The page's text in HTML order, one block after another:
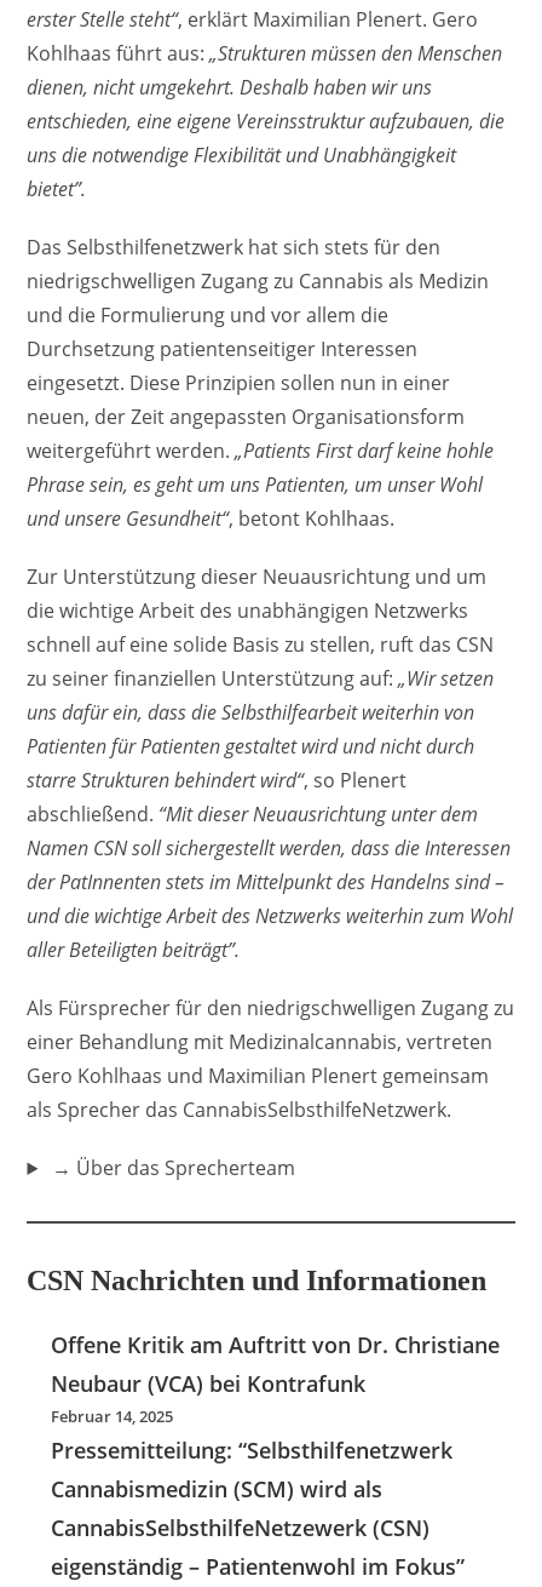
erster Stelle steht“, erklärt Maximilian Plenert. Gero
Kohlhaas führt aus:„Strukturen müssen den Menschen
dienen, nicht umgekehrt. Deshalb haben wir uns
entschieden, eine eigene Vereinsstruktur aufzubauen, die
uns die notwendige Flexibilität und Unabhängigkeit
bietet”.
Das Selbsthilfenetzwerk hat sich stets für den
niedrigschwelligen Zugang zu Cannabis als Medizin
und die Formulierung und vor allem die
Durchsetzung patientenseitiger Interessen
eingesetzt. Diese Prinzipien sollen nun in einer
neuen, der Zeit angepassten Organisationsform
weitergeführt werden.„Patients First darf keine hohle
Phrase sein, es geht um uns Patienten, um unser Wohl
und unsere Gesundheit“, betont Kohlhaas.
Zur Unterstützung dieser Neuausrichtung und um
die wichtige Arbeit des unabhängigen Netzwerks
schnell auf eine solide Basis zu stellen, ruft das CSN
zu seiner finanziellen Unterstützung auf:„Wir setzen
uns dafür ein, dass die Selbsthilfearbeit weiterhin von
Patienten für Patienten gestaltet wird und nicht durch
starre Strukturen behindert wird“, so Plenert
abschließend. “Mit dieser Neuausrichtung unter dem
Namen CSN soll sichergestellt werden, dass die Interessen
der PatInnenten stets im Mittelpunkt des Handelns sind –
und die wichtige Arbeit des Netzwerks weiterhin zum Wohl
aller Beteiligten beiträgt”.
Als Fürsprecher für den niedrigschwelligen Zugang zu
einer Behandlung mit Medizinalcannabis, vertreten
Gero Kohlhaas und Maximilian Plenert gemeinsam
als Sprecher das CannabisSelbsthilfeNetzwerk.
→ Über das Sprecherteam
CSN Nachrichten und Informationen
Offene Kritik am Auftritt von Dr. Christiane
Neubaur (VCA) bei Kontrafunk
Februar 14, 2025
Pressemitteilung: “Selbsthilfenetzwerk
Cannabismedizin (SCM) wird als
CannabisSelbsthilfeNetzewerk (CSN)
eigenständig – Patientenwohl im Fokus”